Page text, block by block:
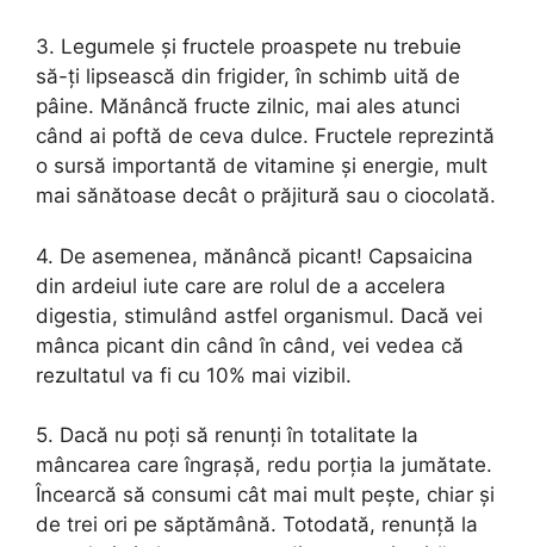
3. Legumele şi fructele proaspete nu trebuie
să-ţi lipsească din frigider, în schimb uită de
pâine. Mănâncă fructe zilnic, mai ales atunci
când ai poftă de ceva dulce. Fructele reprezintă
o sursă importantă de vitamine şi energie, mult
mai sănătoase decât o prăjitură sau o ciocolată.
4. De asemenea, mănâncă picant! Capsaicina
din ardeiul iute care are rolul de a accelera
digestia, stimulând astfel organismul. Dacă vei
mânca picant din când în când, vei vedea că
rezultatul va fi cu 10% mai vizibil.
5. Dacă nu poţi să renunţi în totalitate la
mâncarea care îngraşă, redu porţia la jumătate.
Încearcă să consumi cât mai mult peşte, chiar şi
de trei ori pe săptămână. Totodată, renunţă la